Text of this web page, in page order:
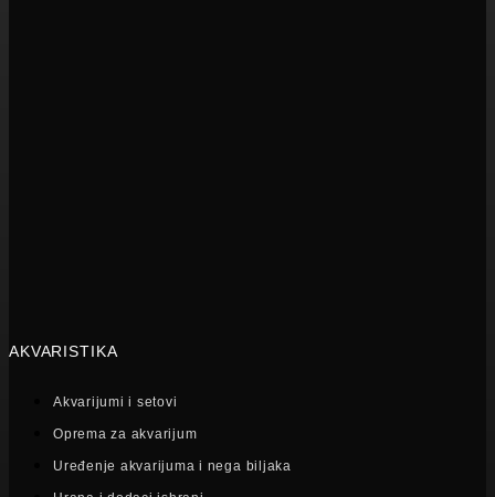
AKVARISTIKA
Akvarijumi i setovi
Oprema za akvarijum
Uređenje akvarijuma i nega biljaka